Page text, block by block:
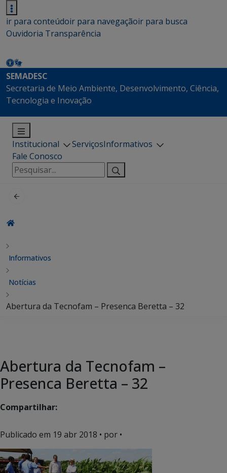
ir para conteúdoir para navegaçãoir para busca
Ouvidoria Transparência
SEMADESC
Secretaria de Meio Ambiente, Desenvolvimento, Ciência,
Tecnologia e Inovação
Institucional ServiçosInformativos
Fale Conosco
Pesquisar
por:
Informativos
Notícias
Abertura da Tecnofam – Presenca Beretta – 32
Abertura da Tecnofam –
Presenca Beretta – 32
Compartilhar:
Publicado em 19 abr 2018 • por •